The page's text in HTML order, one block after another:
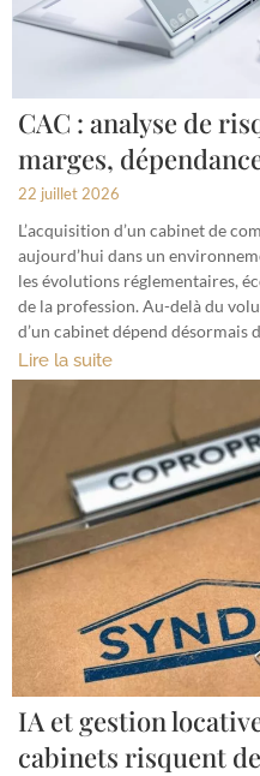
CAC : analyse de
marges,
22 juillet 2026
L’acquisition d’un cabinet de
aujourd’hui dans un
les évolutions réglementaires,
de la profession. Au-delà du
d’un cabinet dépend désormais
Lire la suite
IA et gestion
cabinets risquent